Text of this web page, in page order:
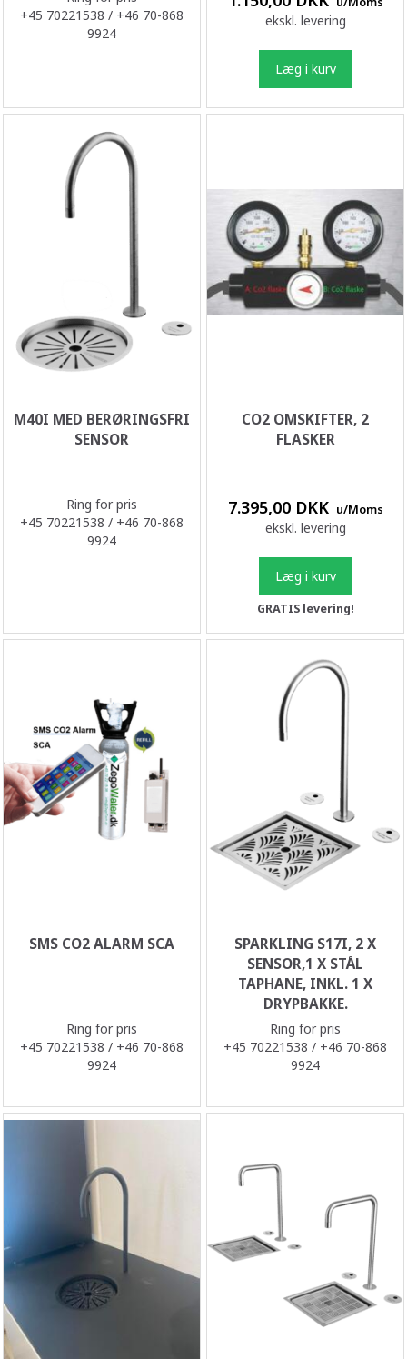
+45 70221538 / +46 70-868
9924
ekskl. levering
Læg i kurv
M40I MED BERØRINGSFRI
SENSOR
Ring for pris
+45 70221538 / +46 70-868
9924
CO2 OMSKIFTER, 2
FLASKER
7.395,00 DKK u/Moms
ekskl. levering
Læg i kurv
GRATIS levering!
SMS CO2 ALARM SCA
Ring for pris
+45 70221538 / +46 70-868
9924
SPARKLING S17I, 2 X
SENSOR,1 X STÅL
TAPHANE, INKL. 1 X
DRYPBAKKE.
Ring for pris
+45 70221538 / +46 70-868
9924